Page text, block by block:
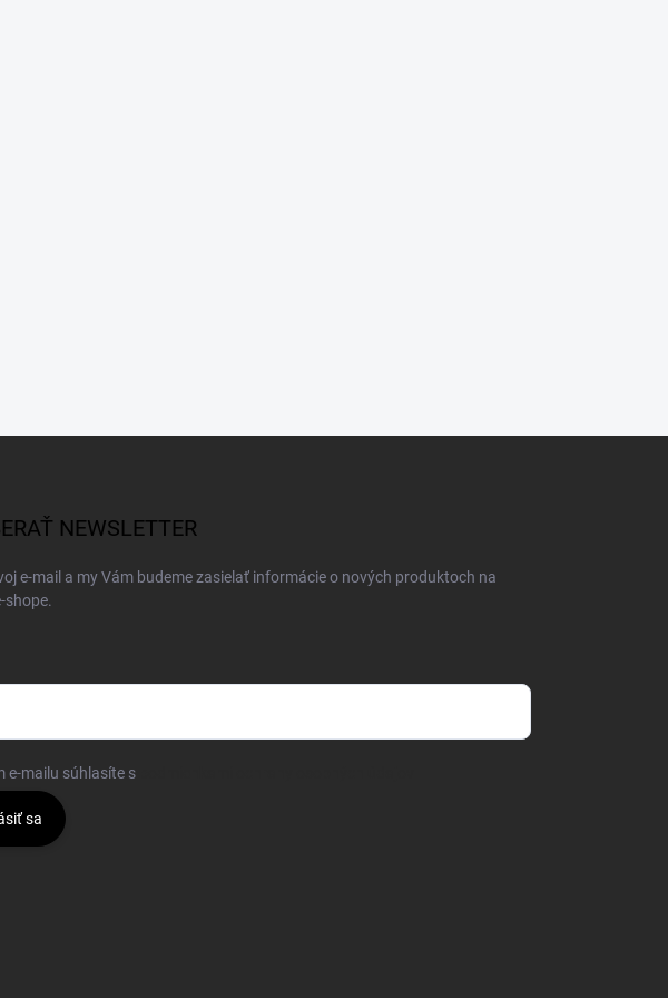
NEWSLETTER
e-mail a my Vám budeme zasielať informácie o nových produktoch na
shope.
e-mailu súhlasíte s
sa